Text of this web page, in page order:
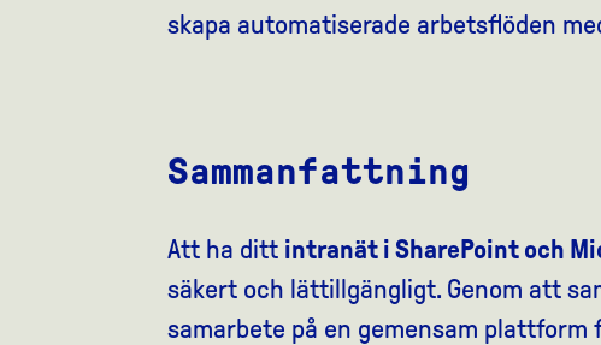
skapa automatiserade arbetsflöden
Sammanfattning
Att ha ditt intranät i SharePoint och
säkert och lättillgängligt. Genom att
samarbete på en gemensam